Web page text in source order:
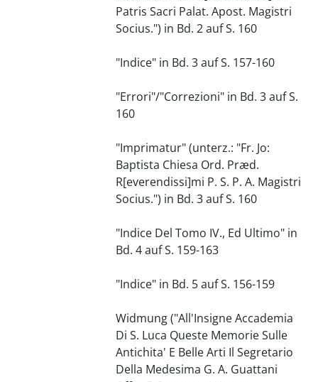
Patris Sacri Palat. Apost. Magistri
Socius.") in Bd. 2 auf S. 160
"Indice" in Bd. 3 auf S. 157-160
"Errori"/"Correzioni" in Bd. 3 auf S.
160
"Imprimatur" (unterz.: "Fr. Jo:
Baptista Chiesa Ord. Præd.
R[everendissi]mi P. S. P. A. Magistri
Socius.") in Bd. 3 auf S. 160
"Indice Del Tomo IV., Ed Ultimo" in
Bd. 4 auf S. 159-163
"Indice" in Bd. 5 auf S. 156-159
Widmung ("All'Insigne Accademia
Di S. Luca Queste Memorie Sulle
Antichita' E Belle Arti Il Segretario
Della Medesima G. A. Guattani